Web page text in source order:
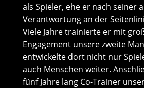
als Spieler, ehe er nach seiner
Verantwortung an der
Viele Jahre trainierte er mit
Engagement unsere zweite
entwickelte dort nicht nur
auch Menschen weiter.
fünf Jahre lang Co-Trainer